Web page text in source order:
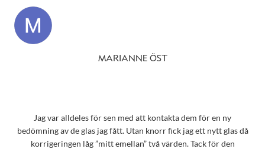
MARIANNE ÖST
Jag var alldeles för sen med att kontakta dem för en ny
bedömning av de glas jag fått. Utan knorr fick jag ett nytt glas då
korrigeringen låg ”mitt emellan” två värden. Tack för den